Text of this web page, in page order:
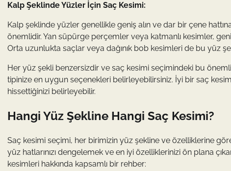
Kalp Şeklinde Yüzler İçin Saç Kesimi:
Kalp şeklinde yüzler genellikle geniş alın ve dar bir çene
önemlidir. Yan süpürge perçemler veya katmanlı kesimler,
Orta uzunlukta saçlar veya dağınık bob kesimleri de bu yüz
Her yüz şekli benzersizdir ve saç kesimi seçimindeki bu
tipinize en uygun seçenekleri belirleyebilirsiniz. İyi bir saç
hissettiğinizi belirleyebilir.
Hangi Yüz Şekline Hangi Saç Kesimi?
Saç kesimi seçimi, her birimizin yüz şekline ve özelliklerine
yüz hatlarınızı dengelemek ve en iyi özelliklerinizi ön plana
kesimleri hakkında kapsamlı bir rehber: